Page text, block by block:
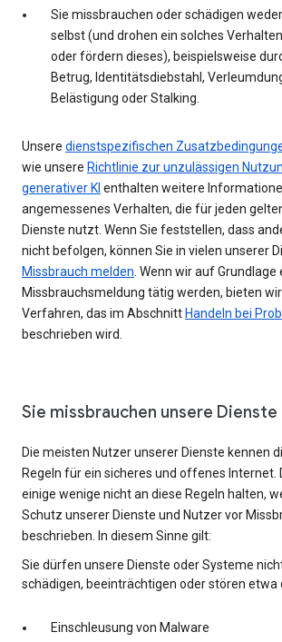
Sie missbrauchen oder schädigen
selbst (und drohen ein solches
oder fördern dieses), beispielsweise
Betrug, Identitätsdiebstahl,
Belästigung oder Stalking.
Unsere dienstspezifischen
wie unsere Richtlinie zur unzulässigen
generativer KI enthalten weitere
angemessenes Verhalten, die für jeden
Dienste nutzt. Wenn Sie feststellen, dass
nicht befolgen, können Sie in vielen unserer
Missbrauch melden. Wenn wir auf Grundlage
Missbrauchsmeldung tätig werden, bieten
Verfahren, das im Abschnitt Handeln bei
beschrieben wird.
Sie missbrauchen unsere
Die meisten Nutzer unserer Dienste kennen
Regeln für ein sicheres und offenes Internet.
einige wenige nicht an diese Regeln halten,
Schutz unserer Dienste und Nutzer vor
beschrieben. In diesem Sinne gilt:
Sie dürfen unsere Dienste oder Systeme
schädigen, beeinträchtigen oder stören etwa
Einschleusung von Malware